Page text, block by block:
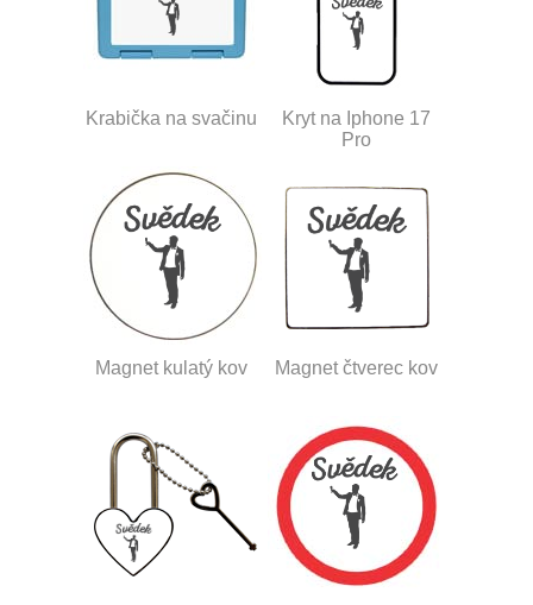
Krabička na svačinu
Kryt na Iphone 17
Pro
Magnet kulatý kov Magnet čtverec kov